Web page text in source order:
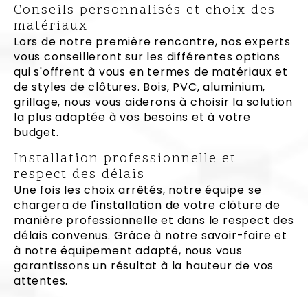
Conseils personnalisés et choix des
matériaux
Lors de notre première rencontre, nos experts
vous conseilleront sur les différentes options
qui s'offrent à vous en termes de matériaux et
de styles de clôtures. Bois, PVC, aluminium,
grillage, nous vous aiderons à choisir la solution
la plus adaptée à vos besoins et à votre
budget.
Installation professionnelle et
respect des délais
Une fois les choix arrêtés, notre équipe se
chargera de l'installation de votre clôture de
manière professionnelle et dans le respect des
délais convenus. Grâce à notre savoir-faire et
à notre équipement adapté, nous vous
garantissons un résultat à la hauteur de vos
attentes.